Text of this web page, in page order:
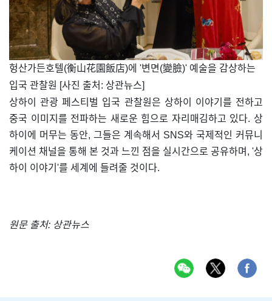
​헝산가든호텔(衡山花園飯店)에 '변면(變臉)' 예술을 감상하는
입국 관찰원 [사진 출처: 상관뉴스]
상하이 관광 페스티벌 입국 관찰원은 상하이 이야기를 전하고
중국 이미지를 전파하는 새로운 힘으로 자리매김하고 있다. 상
하이에 머무는 동안, 그들은 계속해서 SNS와 국제적인 커뮤니
케이션 채널을 통해 본 것과 느낀 점을 실시간으로 공유하며, '상
하이 이야기'를 세계에 들려줄 것이다.
원문 출처: 상관뉴스